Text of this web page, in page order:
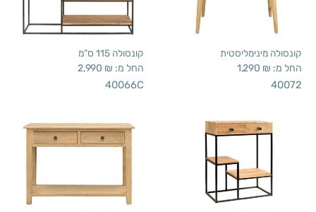
קונסולה מינימליסטית
החל מ: 1,290 ₪
40072
קונסולה 115 ס”מ
החל מ: 2,990 ₪
40066C